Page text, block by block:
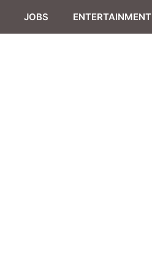
JOBS ENTERTAINMENT